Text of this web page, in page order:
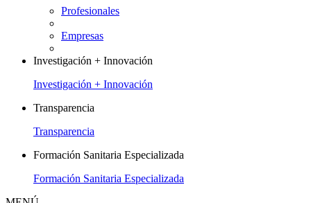
Profesionales
Empresas
Investigación + Innovación
Investigación + Innovación
Transparencia
Transparencia
Formación Sanitaria Especializada
Formación Sanitaria Especializada